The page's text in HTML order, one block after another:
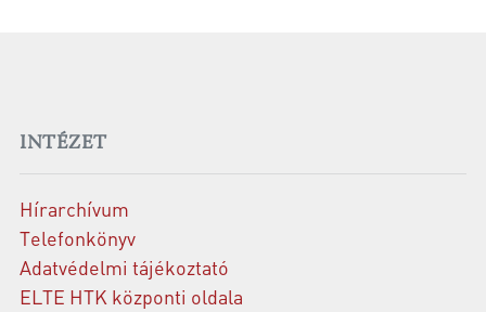
INTÉZET
Hírarchívum
Telefonkönyv
Adatvédelmi tájékoztató
ELTE HTK központi oldala